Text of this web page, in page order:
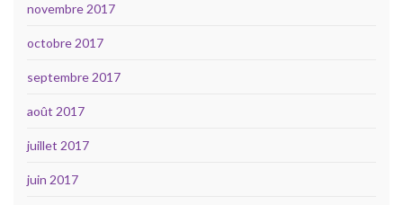
novembre 2017
octobre 2017
septembre 2017
août 2017
juillet 2017
juin 2017